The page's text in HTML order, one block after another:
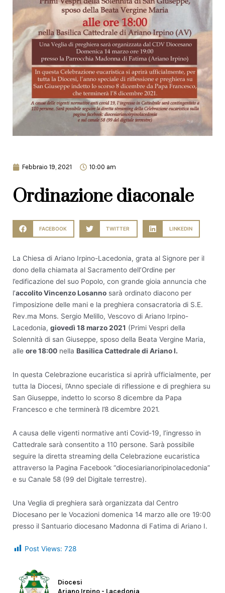
Febbraio 19, 2021 10:00 am
Ordinazione diaconale
FACEBOOK TWITTER LINKEDIN
La Chiesa di Ariano Irpino-Lacedonia, grata al Signore per il
dono della chiamata al Sacramento dell’Ordine per
l’edificazione del suo Popolo, con grande gioia annuncia che
l’accolito Vincenzo Losanno sarà ordinato diacono per
l’imposizione delle mani e la preghiera consacratoria di S.E.
Rev.ma Mons. Sergio Melillo, Vescovo di Ariano Irpino-
Lacedonia, giovedì 18 marzo 2021 (Primi Vespri della
Solennità di san Giuseppe, sposo della Beata Vergine Maria,
alle ore 18:00 nella Basilica Cattedrale di Ariano I.
In questa Celebrazione eucaristica si aprirà ufficialmente, per
tutta la Diocesi, l’Anno speciale di riflessione e di preghiera su
San Giuseppe, indetto lo scorso 8 dicembre da Papa
Francesco e che terminerà l’8 dicembre 2021.
A causa delle vigenti normative anti Covid-19, l’ingresso in
Cattedrale sarà consentito a 110 persone. Sarà possibile
seguire la diretta streaming della Celebrazione eucaristica
attraverso la Pagina Facebook “diocesiarianoripinolacedonia”
e su Canale 58 (99 del Digitale terrestre).
Una Veglia di preghiera sarà organizzata dal Centro
Diocesano per le Vocazioni domenica 14 marzo alle ore 19:00
presso il Santuario diocesano Madonna di Fatima di Ariano I.
Post Views: 728
Diocesi